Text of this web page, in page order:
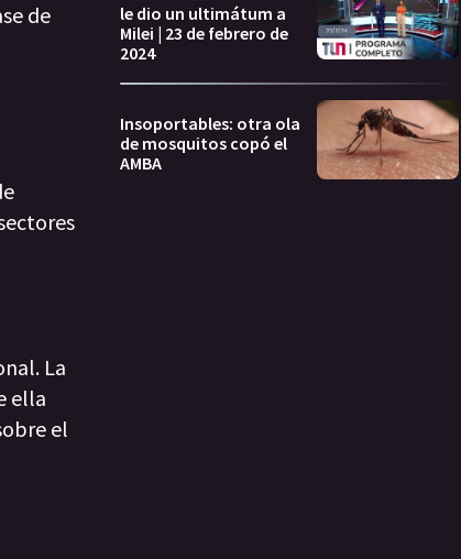
de
La
ella
el
le dio un ultimátum a
Milei | 23 de febrero de
2024
Insoportables: otra ola
de mosquitos copó el
AMBA